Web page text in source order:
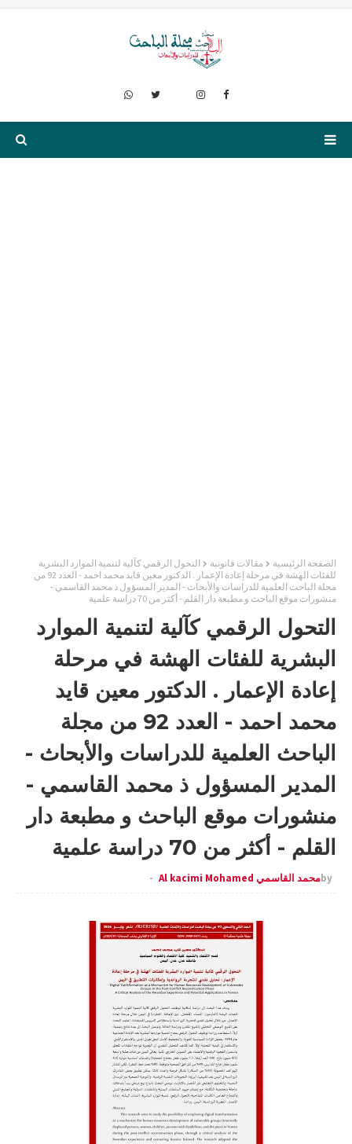
الصفحة الرئيسية مقالات قانونية
التحول الرقمي كآلية لتنمية الموارد البشرية
للفئات الهشة في مرحلة إعادة الإعمار . الدكتور معين قايد محمد احمد - العدد 92 من
مجلة الباحث العلمية للدراسات والأبحاث - المدير المسؤول ذ محمد القاسمي -
منشورات موقع الباحث و مطبعة دار القلم - أكثر من 70 دراسة علمية
التحول الرقمي كآلية لتنمية الموارد
البشرية للفئات الهشة في مرحلة
إعادة الإعمار . الدكتور معين قايد
محمد احمد - العدد 92 من مجلة
الباحث العلمية للدراسات والأبحاث -
المدير المسؤول ذ محمد القاسمي -
منشورات موقع الباحث و مطبعة دار
القلم - أكثر من 70 دراسة علمية
byمحمد القاسمي Al kacimi Mohamed